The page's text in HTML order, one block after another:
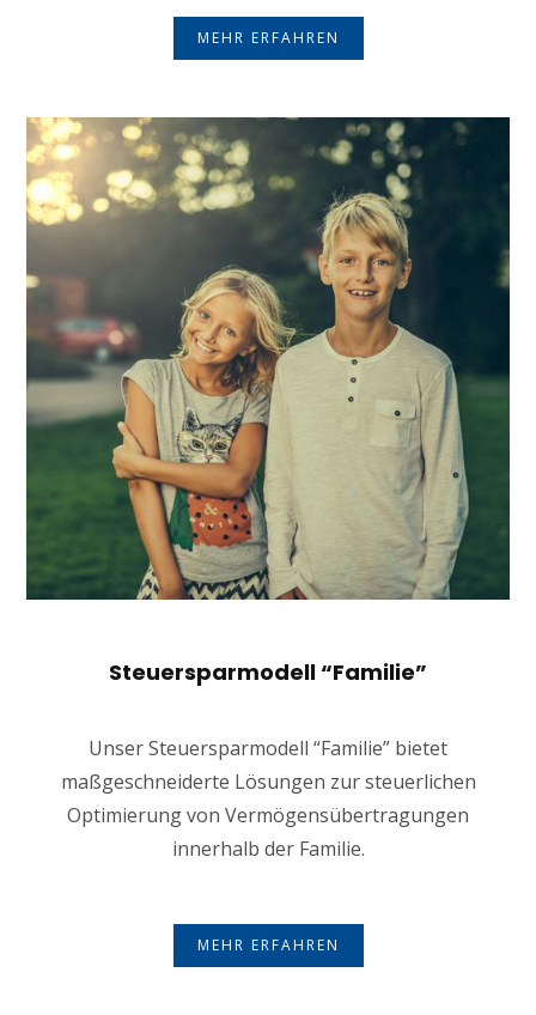
MEHR ERFAHREN
Steuersparmodell “Familie”
Unser Steuersparmodell “Familie” bietet
maßgeschneiderte Lösungen zur steuerlichen
Optimierung von Vermögensübertragungen
innerhalb der Familie.
MEHR ERFAHREN